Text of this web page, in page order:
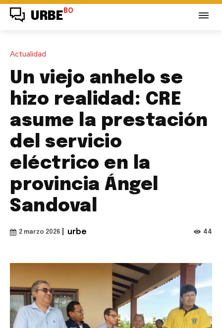
URBE BO
Actualidad
Un viejo anhelo se
hizo realidad: CRE
asume la prestación
del servicio
eléctrico en la
provincia Ángel
Sandoval
2 marzo 2026 urbe 44